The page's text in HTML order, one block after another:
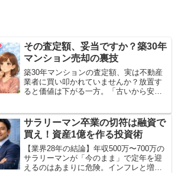
その査定額、妥当ですか？築30年
マンション売却の裏技
築30年マンションの査定額、実は不動産
業者に買い叩かれていませんか？放置す
ると価値は下がる一方。「古いから安
正しい査定方法を公開。後悔する前に今
すぐチェック。
サラリーマン卒業の切符は融資で
買え！資産1億を作る投資術
【業界28年の結論】年収500万〜700万の
サラリーマンが「今のまま」で定年を迎
えるのはあまりに危険。インフレと増税